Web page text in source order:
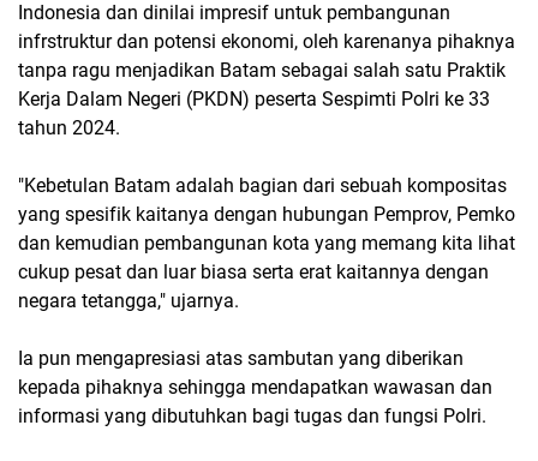
Indonesia dan dinilai impresif untuk pembangunan
infrstruktur dan potensi ekonomi, oleh karenanya pihaknya
tanpa ragu menjadikan Batam sebagai salah satu Praktik
Kerja Dalam Negeri (PKDN) peserta Sespimti Polri ke 33
tahun 2024.
"Kebetulan Batam adalah bagian dari sebuah kompositas
yang spesifik kaitanya dengan hubungan Pemprov, Pemko
dan kemudian pembangunan kota yang memang kita lihat
cukup pesat dan luar biasa serta erat kaitannya dengan
negara tetangga," ujarnya.
Ia pun mengapresiasi atas sambutan yang diberikan
kepada pihaknya sehingga mendapatkan wawasan dan
informasi yang dibutuhkan bagi tugas dan fungsi Polri.